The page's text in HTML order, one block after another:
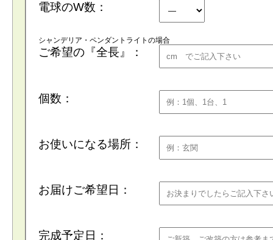
電球のW数：
シャンデリア・ペンダントライトの場合
ご希望の『全長』：
個数：
お使いになる場所：
お届けご希望日：
完成予定日：